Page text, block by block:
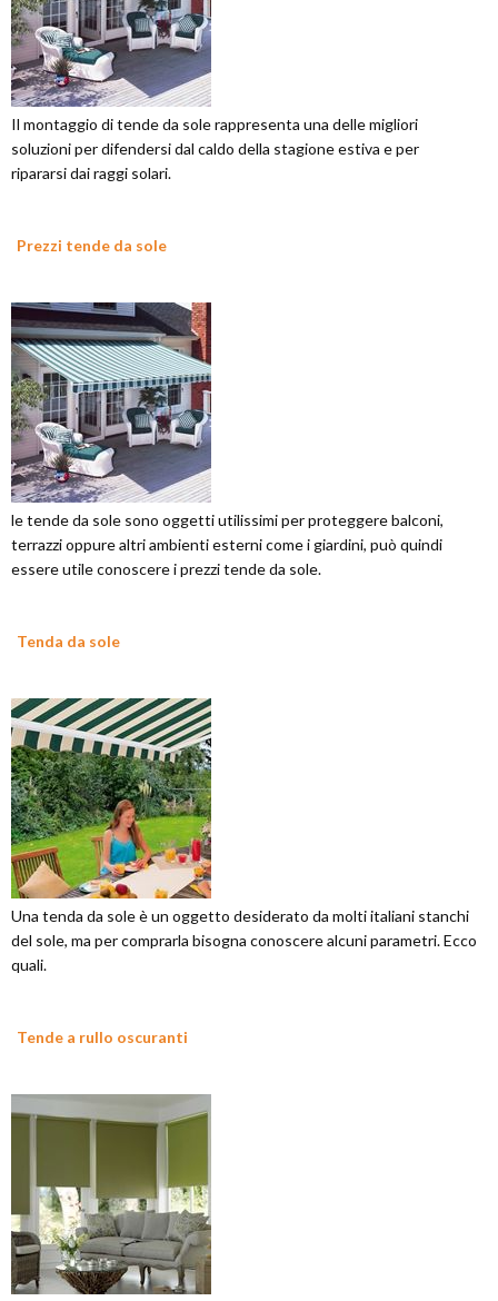
Il montaggio di tende da sole rappresenta una delle migliori
soluzioni per difendersi dal caldo della stagione estiva e per
ripararsi dai raggi solari.
Prezzi tende da sole
le tende da sole sono oggetti utilissimi per proteggere balconi,
terrazzi oppure altri ambienti esterni come i giardini, può quindi
essere utile conoscere i prezzi tende da sole.
Tenda da sole
Una tenda da sole è un oggetto desiderato da molti italiani stanchi
del sole, ma per comprarla bisogna conoscere alcuni parametri. Ecco
quali.
Tende a rullo oscuranti